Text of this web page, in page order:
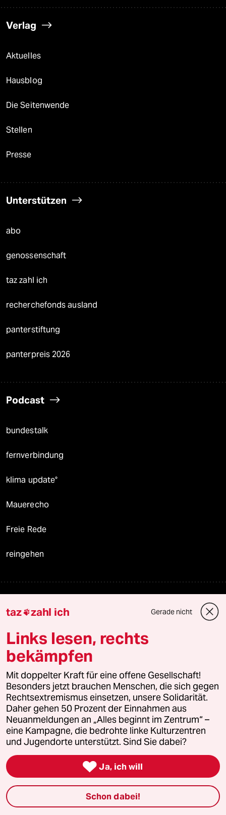
Verlag
Aktuelles
Hausblog
Die Seitenwende
Stellen
Presse
Unterstützen
abo
genossenschaft
taz zahl ich
recherchefonds ausland
panterstiftung
panterpreis 2026
Podcast
bundestalk
fernverbindung
klima update°
Mauerecho
Freie Rede
reingehen
team zukunft
taz frisch
taz zahl ich
taz lab Infobrief
Veranstaltungen
Demnächst
Vor Ort
taz zahl ich Gerade nicht
Links lesen, rechts
bekämpfen
Mit doppelter Kraft für eine offene Gesellschaft!
Besonders jetzt brauchen Menschen, die sich gegen
Rechtsextremismus einsetzen, unsere Solidarität.
Daher gehen 50 Prozent der Einnahmen aus
Neuanmeldungen an „Alles beginnt im Zentrum“ –
eine Kampagne, die bedrohte linke Kulturzentren
und Jugendorte unterstützt. Sind Sie dabei?
 Ja, ich will
Schon dabei!